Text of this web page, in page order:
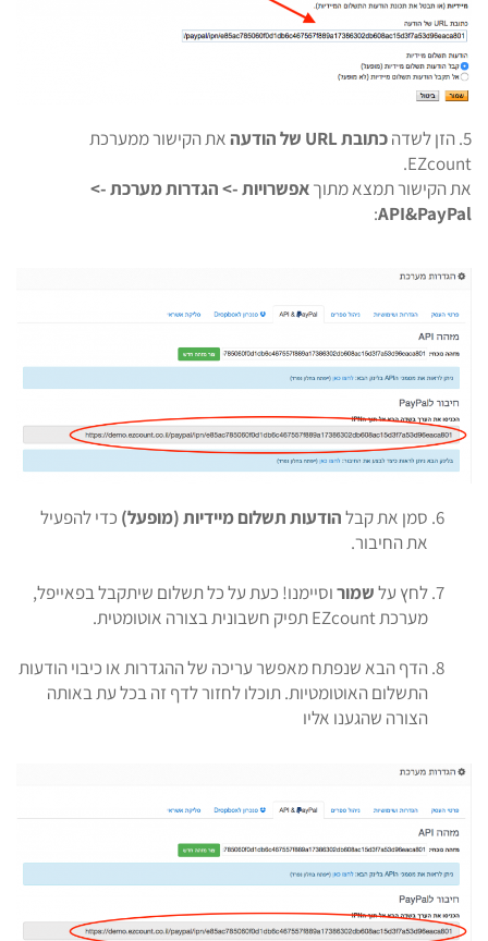
5. הזן לשדה כתובת URL של הודעה
את הקישור ממערכת
EZcount.
את הקישור תמצא מתוךאפשרויות -> הגדרות מערכת ->
API&PayPal
:
סמן את קבלהודעות תשלום מיידיות (מופעל) כדי להפעיל
את החיבור.
לחץ עלשמורוסיימנו! כעת על כל תשלום שיתקבל בפאייפל,
מערכת EZcount תפיק חשבונית בצורה אוטומטית.
הדף הבא שנפתח מאפשר עריכה של ההגדרות או כיבוי הודעות
התשלום האוטומטיות. תוכלו לחזור לדף זה בכל עת באותה
הצורה שהגענו אליו